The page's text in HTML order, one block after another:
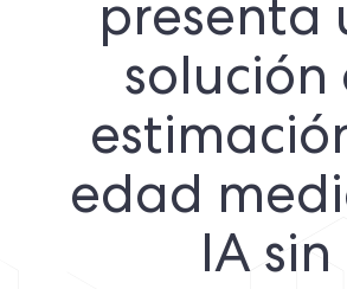
presenta
solución
edad
IA sin